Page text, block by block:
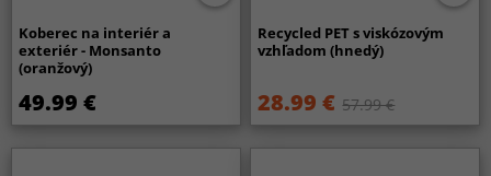
Koberec na interiér a
exteriér - Monsanto
(oranžový)
49.99 €
Recycled PET s viskózovým
vzhľadom (hnedý)
28.99 € 57.99 €